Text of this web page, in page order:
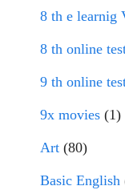
8 th e learnig
8 th online
9 th online
9x movies (1)
Art (80)
Basic English